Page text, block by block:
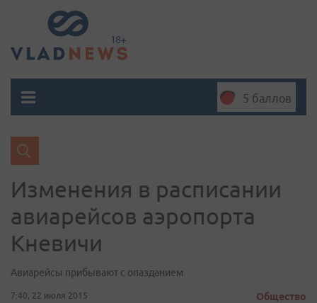
5 баллов
Изменения в расписании
авиарейсов аэропорта
Кневичи
Авиарейсы прибывают с опазданием
7:40, 22 июля 2015 Общество